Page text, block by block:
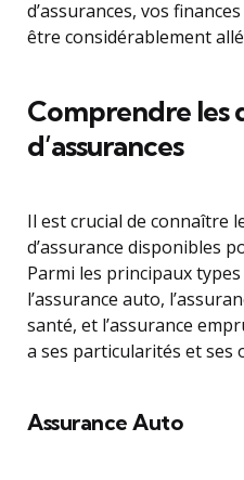
d’assurances, vos
être considérablement
Comprendre les
d’assurances
Il est crucial de connaître
d’assurance disponibles
Parmi les principaux
l’assurance auto,
santé, et l’assurance
a ses particularités et ses
Assurance Auto